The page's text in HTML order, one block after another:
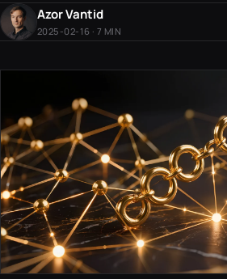
Azor Vantid
2025-02-16 · 7 MIN